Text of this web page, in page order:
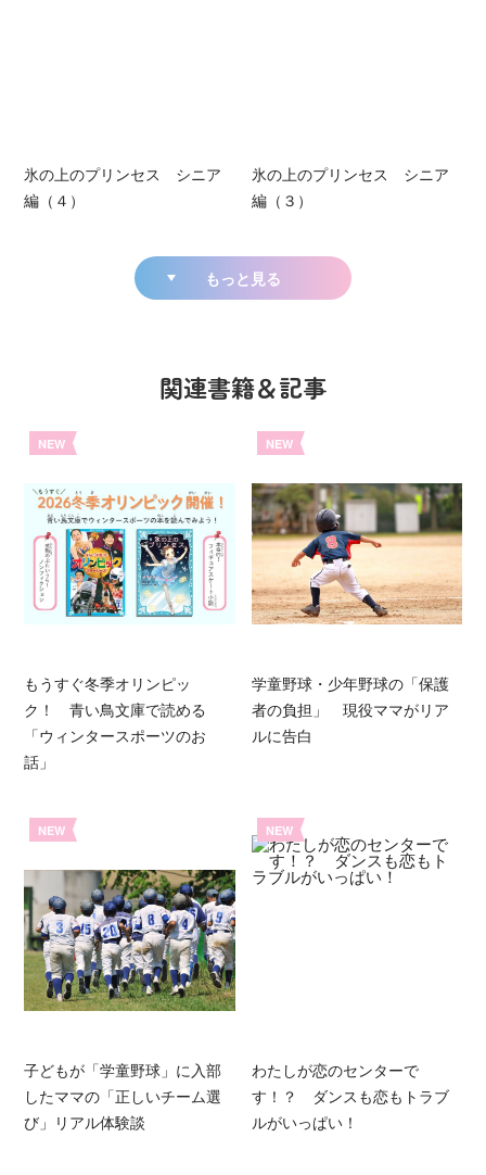
氷の上のプリンセス シニア
編（４）
氷の上のプリンセス シニア
編（３）
もっと見る
関連書籍＆記事
NEW
もうすぐ冬季オリンピッ
ク！ 青い鳥文庫で読める
「ウィンタースポーツのお
話」
NEW
学童野球・少年野球の「保護
者の負担」 現役ママがリア
ルに告白
NEW
子どもが「学童野球」に入部
したママの「正しいチーム選
び」リアル体験談
NEW
わたしが恋のセンターで
す！？ ダンスも恋もトラブ
ルがいっぱい！